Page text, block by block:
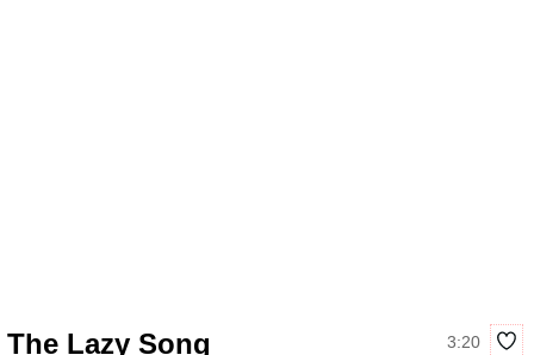
The Lazy Song 3:20